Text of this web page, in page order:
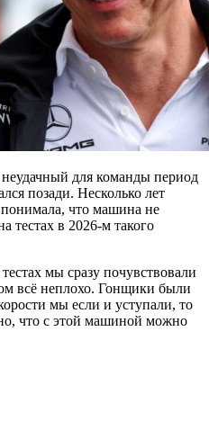
для команды период
позади. Несколько лет
понимала, что машина не
тестах в 2026-м такого
мы сразу почувствовали
всё неплохо. Гонщики были
мы если и уступали, то
что с этой машиной можно